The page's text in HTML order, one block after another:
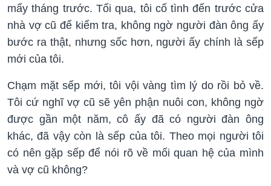
mấy tháng trước. Tối qua, tôi cố tình đến trước cửa
nhà vợ cũ để kiểm tra, không ngờ người đàn ông ấy
bước ra thật, nhưng sốc hơn, người ấy chính là sếp
mới của tôi.
Chạm mặt sếp mới, tôi vội vàng tìm lý do rồi bỏ về.
Tôi cứ nghĩ vợ cũ sẽ yên phận nuôi con, không ngờ
được gần một năm, cô ấy đã có người đàn ông
khác, đã vậy còn là sếp của tôi. Theo mọi người tôi
có nên gặp sếp để nói rõ về mối quan hệ của mình
và vợ cũ không?